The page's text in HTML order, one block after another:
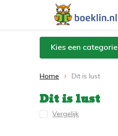
Kies een categorie
Home Dit is lust
Dit is lust
Vergelijk